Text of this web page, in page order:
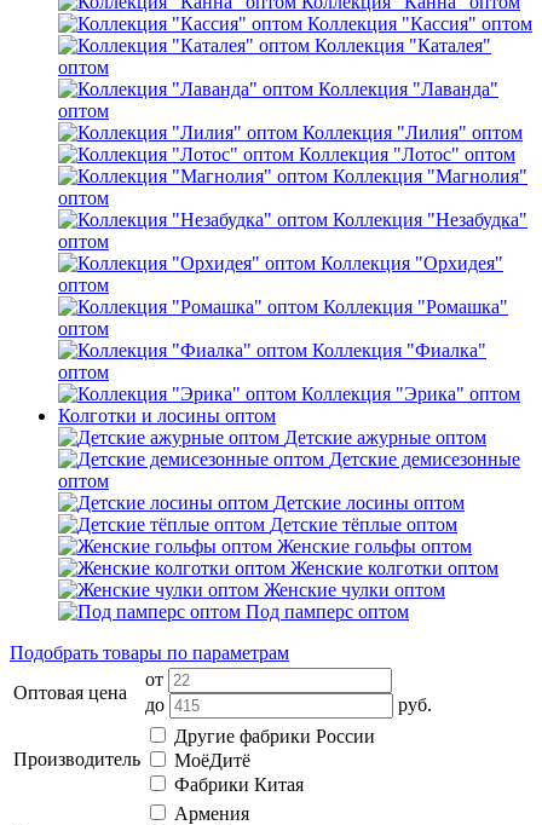
Коллекция "Кассия" оптом
Коллекция "Каталея"
оптом
Коллекция "Лаванда"
оптом
Коллекция "Лилия" оптом
Коллекция "Лотос" оптом
Коллекция "Магнолия"
оптом
Коллекция "Незабудка"
оптом
Коллекция "Орхидея"
оптом
Коллекция "Ромашка"
оптом
Коллекция "Фиалка"
оптом
Коллекция "Эрика" оптом
Колготки и лосины оптом
Детские ажурные оптом
Детские демисезонные
оптом
Детские лосины оптом
Детские тёплые оптом
Женские гольфы оптом
Женские колготки оптом
Женские чулки оптом
Под памперс оптом
Подобрать товары по параметрам
Оптовая цена
от
до
руб.
Производитель
Другие фабрики России
МоёДитё
Фабрики Китая
Армения